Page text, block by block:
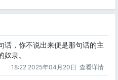
话，你不说出来便是那句话的主
隶。
18:22 2025年04月20日 查看详情